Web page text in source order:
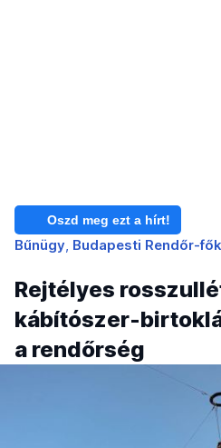
Oszd meg ezt a hírt!
Bűnügy Budapesti Rendőr-
Rejtélyes
kábítószer-
a rendőrség